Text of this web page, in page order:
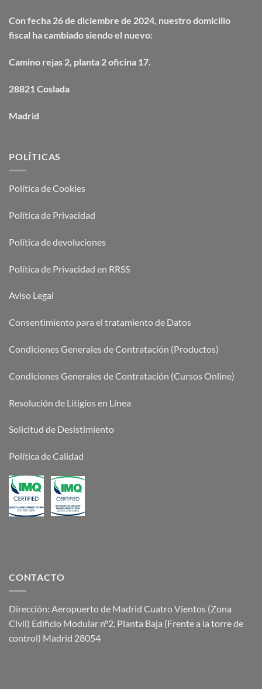
Con fecha 26 de diciembre de 2024, nuestro domicilio
fiscal ha cambiado siendo el nuevo:
Camino rejas 2, planta 2 oficina 17.
28821 Coslada
Madrid
POLÍTICAS
Política de Cookies
Política de Privacidad
Política de devoluciones
Política de Privacidad en RRSS
Aviso Legal
Consentimiento para el tratamiento de Datos
Condiciones Generales de Contratación (Productos)
Condiciones Generales de Contratación (Cursos Online)
Resolución de Litigios en Línea
Solicitud de Desistimiento
Política de Calidad
CONTACTO
Dirección: Aeropuerto de Madrid Cuatro Vientos (Zona
Civil) Edificio Modular nº2, Planta Baja (Frente a la torre de
control) Madrid 28054